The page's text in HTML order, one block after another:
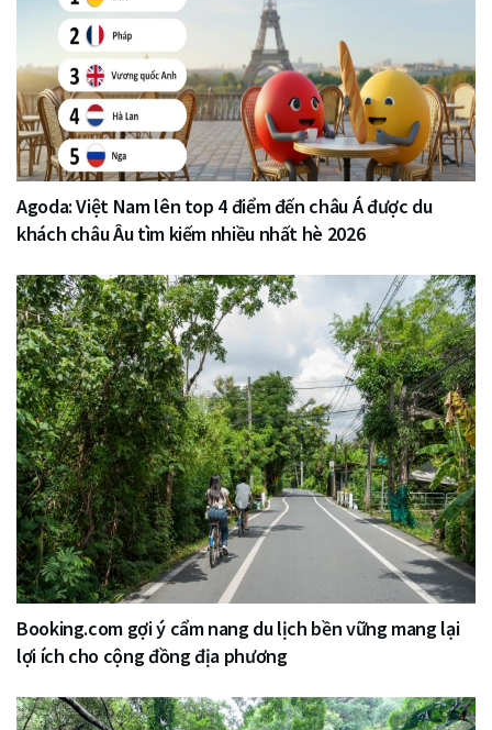
Agoda: Việt Nam lên top 4 điểm đến châu Á được du
khách châu Âu tìm kiếm nhiều nhất hè 2026
Booking.com gợi ý cẩm nang du lịch bền vững mang lại
lợi ích cho cộng đồng địa phương